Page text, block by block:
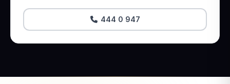
444 0 947